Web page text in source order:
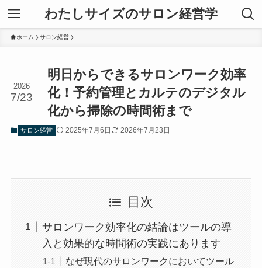
わたしサイズのサロン経営学
ホーム サロン経営
明日からできるサロンワーク効率
化！予約管理とカルテのデジタル
化から掃除の時間術まで
2026
7/23
サロン経営 2025年7月6日 2026年7月23日
目次
サロンワーク効率化の結論はツールの導
入と効果的な時間術の実践にあります
なぜ現代のサロンワークにおいてツール